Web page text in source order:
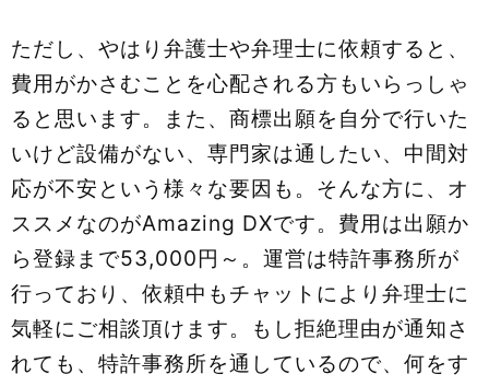
ただし、やはり弁護士や弁理士に依頼すると、
費用がかさむことを心配される方もいらっしゃ
ると思います。また、商標出願を自分で行いた
いけど設備がない、専門家は通したい、中間対
応が不安という様々な要因も。そんな方に、オ
ススメなのがAmazing DXです。費用は出願か
ら登録まで53,000円～。運営は特許事務所が
行っており、依頼中もチャットにより弁理士に
気軽にご相談頂けます。もし拒絶理由が通知さ
れても、特許事務所を通しているので、何をす